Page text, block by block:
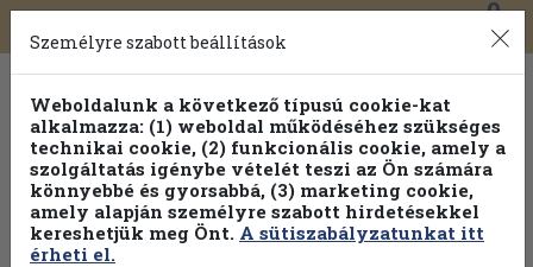
Toggle
navigation
0
Válogasson több mint 30 000 kötet közül
Hobbi témakörökben20% kedvezménnyel!
Személyre szabott beállítások
Weboldalunk a következő típusú cookie-kat
alkalmazza: (1) weboldal működéséhez szükséges
technikai cookie, (2) funkcionális cookie, amely a
szolgáltatás igénybe vételét teszi az Ön számára
könnyebbé és gyorsabbá, (3) marketing cookie,
amely alapján személyre szabott hirdetésekkel
kereshetjük meg Önt. A sütiszabályzatunkat itt
érheti el.